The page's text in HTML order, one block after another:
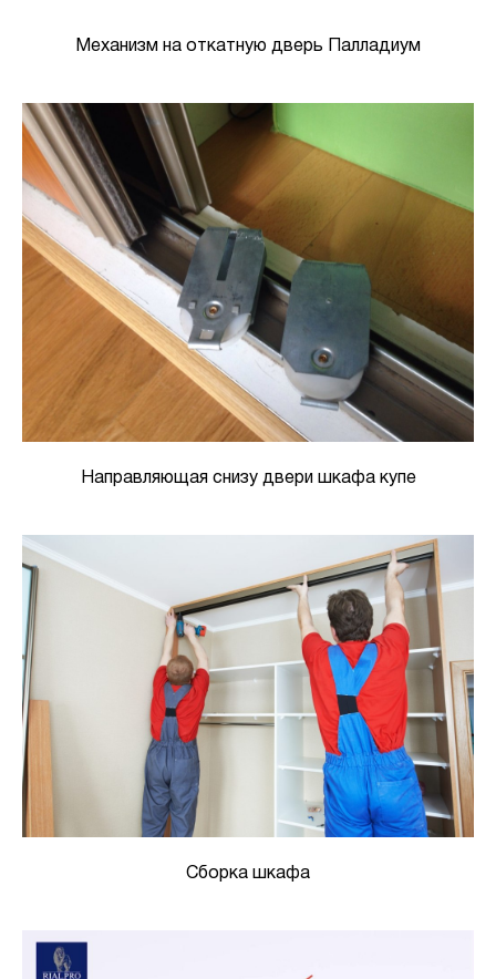
Механизм на откатную дверь Палладиум
Направляющая снизу двери шкафа купе
Сборка шкафа